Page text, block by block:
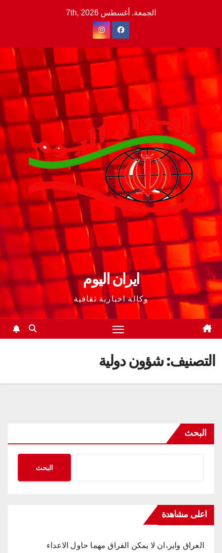
الجمعة. أغسطس 7th, 2026
ايران اليوم
وكالة اخبارية ثقافية
التصنيف:شؤون دولية
البحث
البحث
اعلى مشاهدة
العراق واير،ان لا يمكن الفراق مهما حاول الاعداء